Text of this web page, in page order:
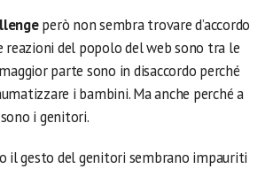
però non sembra trovare d’accordo
reazioni del popolo del web sono tra le
parte sono in disaccordo perché
i bambini. Ma anche perché a
i genitori.
il gesto del genitori sembrano impauriti